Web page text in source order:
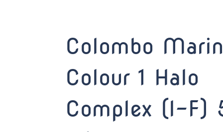
Colombo
Colour 1 Halo
Complex (I-F)